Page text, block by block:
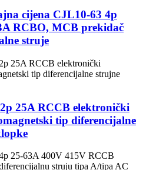
cijena CJL10-63 4p
RCBO, MCB prekidač
struje
25A RCCB elektronički
tip diferencijalne